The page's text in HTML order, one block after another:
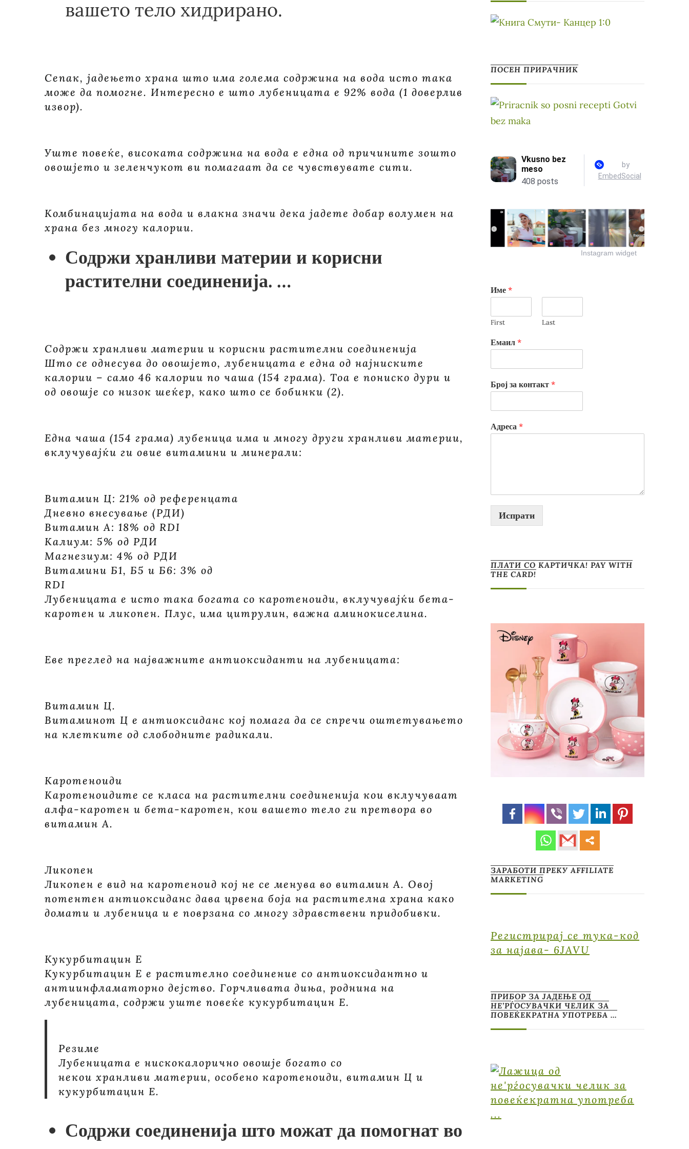
вашето тело хидрирано.
Сепак, јадењето храна што има голема содржина на вода исто така
може да помогне. Интересно е што лубеницата е 92% вода (1 доверлив
извор).
Уште повеќе, високата содржина на вода е една од причините зошто
овошјето и зеленчукот ви помагаат да се чувствувате сити.
Комбинацијата на вода и влакна значи дека јадете добар волумен на
храна без многу калории.
Содржи хранливи материи и корисни
растителни соединенија. …
Содржи хранливи материи и корисни растителни соединенија
Што се однесува до овошјето, лубеницата е една од најниските
калории – само 46 калории по чаша (154 грама). Тоа е пониско дури и
од овошје со низок шеќер, како што се бобинки (2).
Една чаша (154 грама) лубеница има и многу други хранливи материи,
вклучувајќи ги овие витамини и минерали:
Витамин Ц: 21% од референцата
Дневно внесување (РДИ)
Витамин А: 18% од RDI
Калиум: 5% од РДИ
Магнезиум: 4% од РДИ
Витамини Б1, Б5 и Б6: 3% од
RDI
Лубеницата е исто така богата со каротеноиди, вклучувајќи бета-
каротен и ликопен. Плус, има цитрулин, важна аминокиселина.
Еве преглед на најважните антиоксиданти на лубеницата:
Витамин Ц.
Витаминот Ц е антиоксиданс кој помага да се спречи оштетувањето
на клетките од слободните радикали.
Каротеноиди
Каротеноидите се класа на растителни соединенија кои вклучуваат
алфа-каротен и бета-каротен, кои вашето тело ги претвора во
витамин А.
Ликопен
Ликопен е вид на каротеноид кој не се менува во витамин А. Овој
потентен антиоксиданс дава црвена боја на растителна храна како
домати и лубеница и е поврзана со многу здравствени придобивки.
Кукурбитацин Е
Кукурбитацин Е е растително соединение со антиоксидантно и
антиинфламаторно дејство. Горчливата диња, роднина на
лубеницата, содржи уште повеќе кукурбитацин Е.
Резиме
Лубеницата е нискокалорично овошје богато со
некои хранливи материи, особено каротеноиди, витамин Ц и
кукурбитацин Е.
Содржи соединенија што можат да помогнат во
ПОСЕН ПРИРАЧНИК
Instagram widget
Име *
First Last
Емаил *
Број за контакт *
Адреса *
Испрати
ПЛАТИ СО КАРТИЧКА! PAY WITH
THE CARD!
ЗАРАБОТИ ПРЕКУ AFFILIATE
MARKETING
Регистрирај се тука-код
за најава- 6JAVU
ПРИБОР ЗА ЈАДЕЊЕ ОД
НЕ’РЃОСУВАЧКИ ЧЕЛИК ЗА
ПОВЕЌЕКРАТНА УПОТРЕБА …